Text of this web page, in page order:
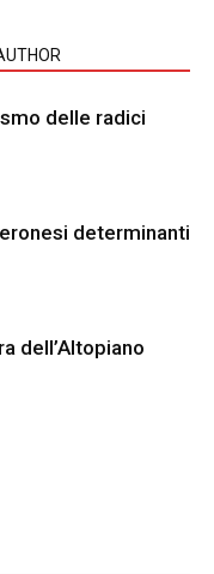
delle radici
determinanti
dell’Altopiano